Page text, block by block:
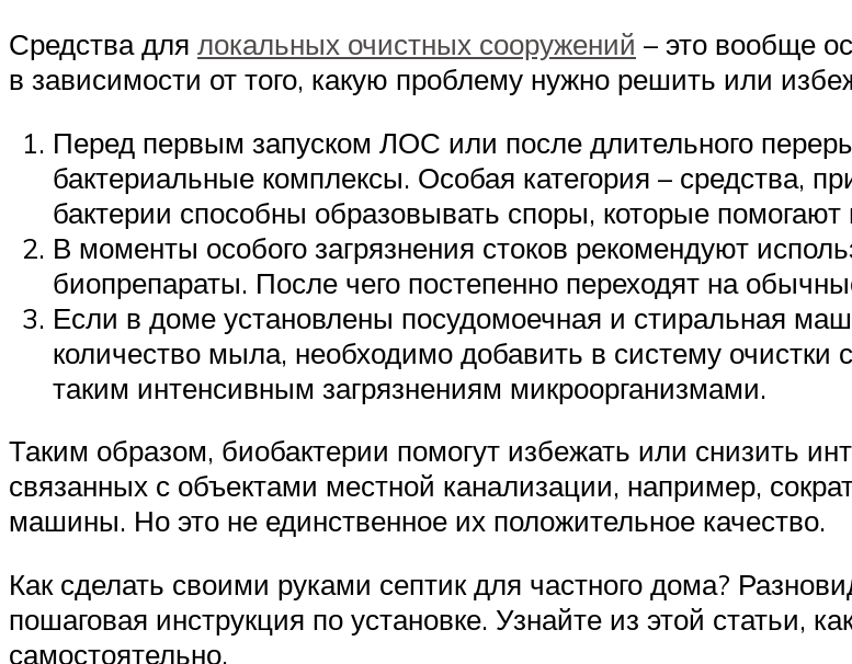
Средства для локальных очистных сооружений – это вообще
в зависимости от того, какую проблему нужно решить или
Перед первым запуском ЛОС или после длительного
бактериальные комплексы. Особая категория – средства,
бактерии способны образовывать споры, которые
В моменты особого загрязнения стоков рекомендуют
биопрепараты. После чего постепенно переходят на
Если в доме установлены посудомоечная и стиральная
количество мыла, необходимо добавить в систему
таким интенсивным загрязнениям микроорганизмами.
Таким образом, биобактерии помогут избежать или снизить
связанных с объектами местной канализации, например,
машины. Но это не единственное их положительное качество.
Как сделать своими руками септик для частного дома?
пошаговая инструкция по установке. Узнайте из этой статьи,
самостоятельно.